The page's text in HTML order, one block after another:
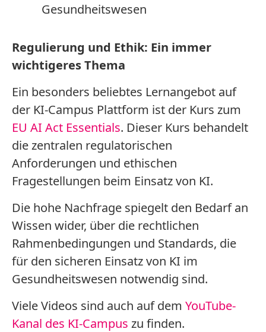
Gesundheitswesen
Regulierung und Ethik: Ein immer
wichtigeres Thema
Ein besonders beliebtes Lernangebot auf
der KI-Campus Plattform ist der Kurs zum
EU AI Act Essentials. Dieser Kurs behandelt
die zentralen regulatorischen
Anforderungen und ethischen
Fragestellungen beim Einsatz von KI.
Die hohe Nachfrage spiegelt den Bedarf an
Wissen wider, über die rechtlichen
Rahmenbedingungen und Standards, die
für den sicheren Einsatz von KI im
Gesundheitswesen notwendig sind.
Viele Videos sind auch auf dem YouTube-
Kanal des KI-Campus zu finden.